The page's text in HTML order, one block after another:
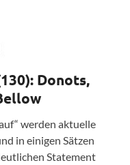
Donots,
werden aktuelle
in einigen Sätzen
Statement